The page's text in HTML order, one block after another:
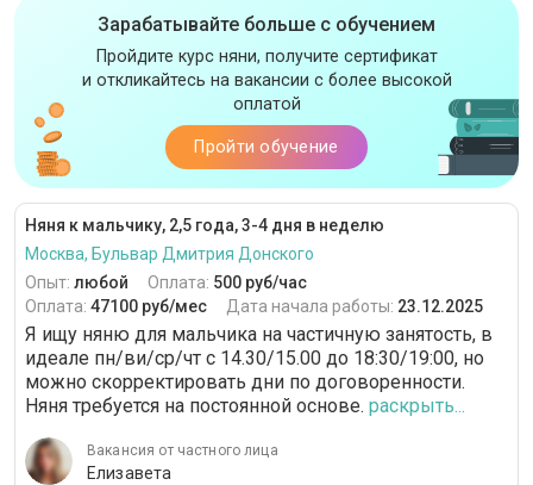
Зарабатывайте больше с обучением
Пройдите курс няни, получите сертификат
и откликайтесь на вакансии с более высокой
оплатой
Пройти обучение
Няня к мальчику, 2,5 года, 3-4 дня в неделю
Москва, Бульвар Дмитрия Донского
Опыт: любой Оплата: 500 руб/час
Оплата: 47100 руб/мес Дата начала работы: 23.12.2025
Я ищу няню для мальчика на частичную занятость, в
идеале пн/ви/ср/чт с 14.30/15.00 до 18:30/19:00, но
можно скорректировать дни по договоренности.
Няня требуется на постоянной основе. раскрыть...
Вакансия от частного лица
Елизавета